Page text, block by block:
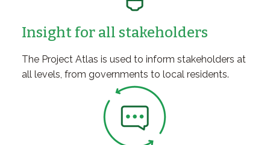
Insight for all stakeholders
The Project Atlas is used to inform stakeholders at
all levels, from governments to local residents.